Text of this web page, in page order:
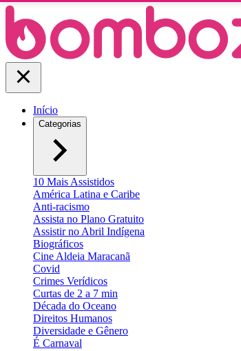
Início
Categorias
10 Mais Assistidos
América Latina e Caribe
Anti-racismo
Assista no Plano Gratuito
Assistir no Abril Indígena
Biográficos
Cine Aldeia Maracanã
Covid
Crimes Verídicos
Curtas de 2 a 7 min
Década do Oceano
Direitos Humanos
Diversidade e Gênero
É Carnaval